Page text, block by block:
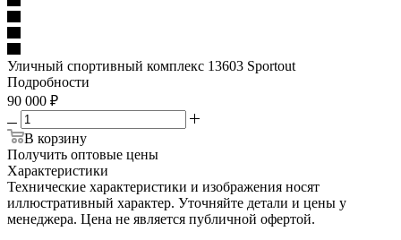
Уличный спортивный комплекс 13603 Sportout
Подробности
90 000 ₽
В корзину
Получить оптовые цены
Характеристики
Технические характеристики и изображения носят
иллюстративный характер. Уточняйте детали и цены у
менеджера. Цена не является публичной офертой.